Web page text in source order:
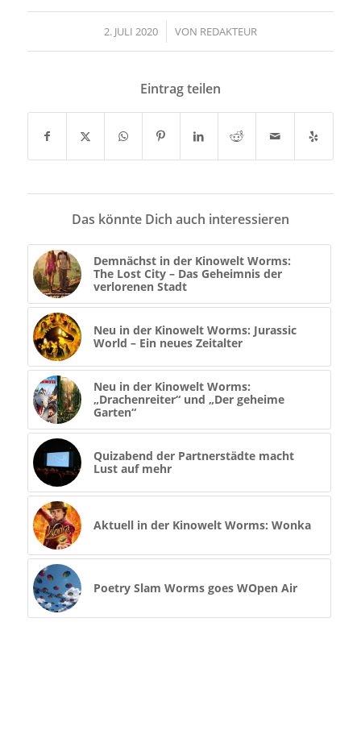
2. JULI 2020
/ VON REDAKTEUR
Eintrag teilen
Das könnte Dich auch interessieren
Demnächst in der Kinowelt Worms:
The Lost City – Das Geheimnis der
verlorenen Stadt
Neu in der Kinowelt Worms: Jurassic
World – Ein neues Zeitalter
Neu in der Kinowelt Worms:
„Drachenreiter“ und „Der geheime
Garten“
Quizabend der Partnerstädte macht
Lust auf mehr
Aktuell in der Kinowelt Worms: Wonka
Poetry Slam Worms goes WOpen Air